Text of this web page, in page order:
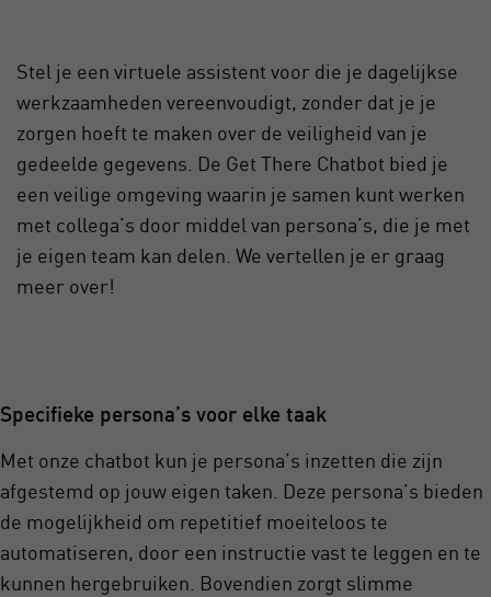
Stel je een virtuele assistent voor die je dagelijkse
werkzaamheden vereenvoudigt, zonder dat je je
zorgen hoeft te maken over de veiligheid van je
gedeelde gegevens. De Get There Chatbot bied je
een veilige omgeving waarin je samen kunt werken
met collega’s door middel van persona’s, die je met
je eigen team kan delen. We vertellen je er graag
meer over!
Specifieke persona’s voor elke taak
Met onze chatbot kun je persona’s inzetten die zijn
afgestemd op jouw eigen taken. Deze persona’s bieden
de mogelijkheid om repetitief moeiteloos te
automatiseren, door een instructie vast te leggen en te
kunnen hergebruiken. Bovendien zorgt slimme